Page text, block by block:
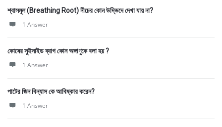
শ্বাসমূল (Breathing Root) নীচের কোন উদ্ভিদে দেখা যায় না?
1 Answer
কোষের সুইসাইড ব্যাগ কোন অঙ্গাণুকে বলা হয় ?
1 Answer
পাটের জিন বিন্যাস কে আবিষ্কার করেন?
1 Answer